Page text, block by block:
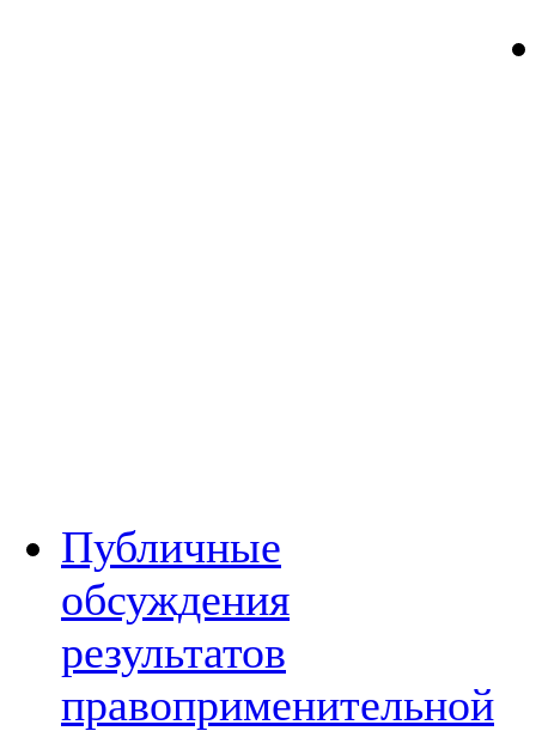
Публичные
обсуждения
результатов
правоприменительной